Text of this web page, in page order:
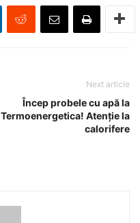
Next article
Încep probele cu apă la
Termoenergetica! Atenție la
calorifere